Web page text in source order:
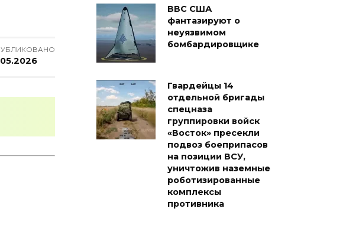
ВВС США
фантазируют о
неуязвимом
бомбардировщике
Гвардейцы 14
отдельной бригады
спецназа
группировки войск
«Восток» пресекли
подвоз боеприпасов
на позиции ВСУ,
уничтожив наземные
роботизированные
комплексы
противника